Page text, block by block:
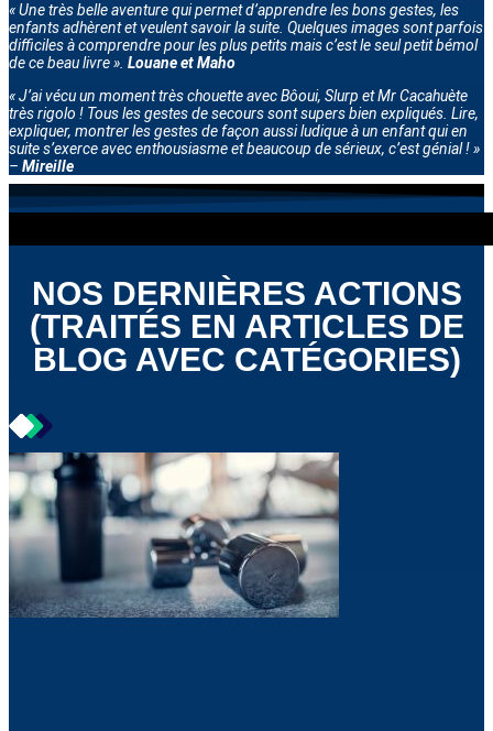
« Une très belle aventure qui permet d’apprendre les bons gestes, les
enfants adhèrent et veulent savoir la suite. Quelques images sont parfois
difficiles à comprendre pour les plus petits mais c’est le seul petit bémol
de ce beau livre ». Louane et Maho
« J’ai vécu un moment très chouette avec Bôoui, Slurp et Mr Cacahuète
très rigolo ! Tous les gestes de secours sont supers bien expliqués. Lire,
expliquer, montrer les gestes de façon aussi ludique à un enfant qui en
suite s’exerce avec enthousiasme et beaucoup de sérieux, c’est génial ! »
– Mireille
NOS DERNIÈRES ACTIONS
(TRAITÉS EN ARTICLES DE
BLOG AVEC CATÉGORIES)